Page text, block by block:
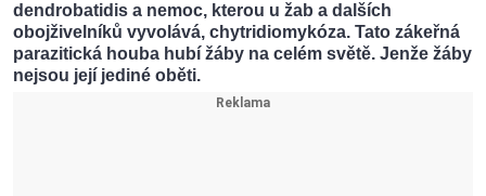
dendrobatidis a nemoc, kterou u žab a dalších
obojživelníků vyvolává, chytridiomykóza. Tato zákeřná
parazitická houba hubí žáby na celém světě. Jenže žáby
nejsou její jediné oběti.